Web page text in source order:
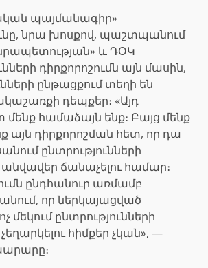
պայմանագիր»
նրա խոսքով, պաշտպանում
և ԴՕԿ
դիրքորոշումն այն մասին,
ընթացքում տեղի են
դեպքեր։ «Այդ
համաձայն ենք։ Բայց մենք
այն դիրքորոշման հետ, որ դա
ընտրությունների
անվավեր ճանաչելու համար։
ընդհանուր առմամբ
որ ներկայացված
մեկում ընտրությունների
հիմքեր չկան», —